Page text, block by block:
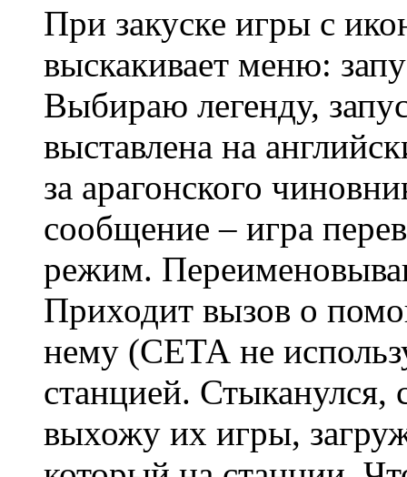
При закуске игры с
выскакивает меню:
Выбираю легенду,
выставлена на
за арагонского
сообщение – игра
режим.
Приходит вызов о
нему (СЕТА не
станцией.
выхожу их игры,